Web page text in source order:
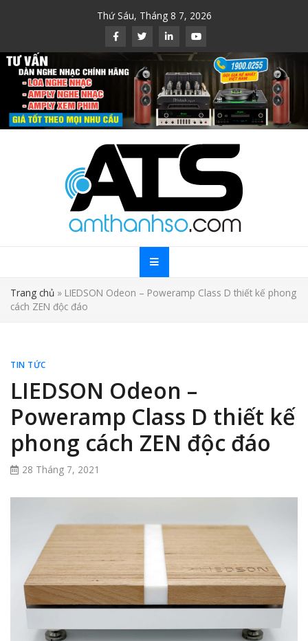
Thứ Sáu, Tháng 8 7, 2026
Trang chủ » LIEDSON Odeon – Poweramp Class D thiết kế phong
cách ZEN độc đáo
TIN TỨC
LIEDSON Odeon –
Poweramp Class D thiết kế
phong cách ZEN độc đáo
28 Tháng 7, 2021